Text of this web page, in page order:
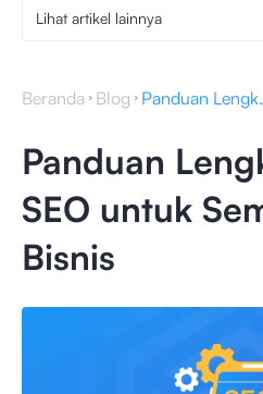
Lihat artikel lainnya
Beranda Blog Panduan
Panduan
SEO untuk
Bisnis